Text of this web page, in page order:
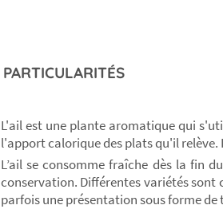
PARTICULARITÉS
L'ail est une plante aromatique qui
l'apport calorique des plats qu'il relève.
L’ail se consomme fraîche dès la fin
conservation. Différentes variétés sont
parfois une présentation sous forme de